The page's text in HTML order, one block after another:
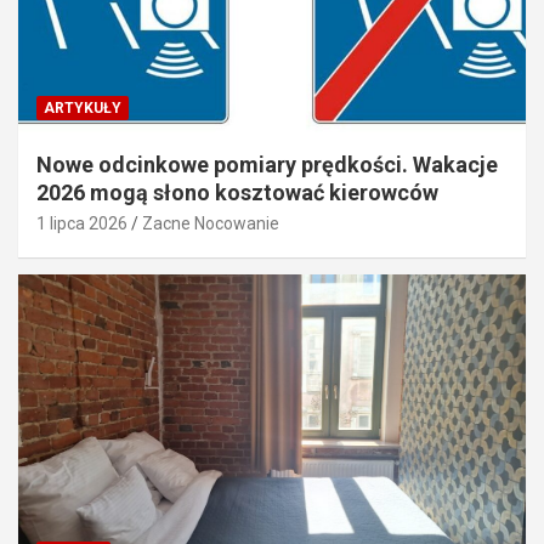
ARTYKUŁY
Nowe odcinkowe pomiary prędkości. Wakacje
2026 mogą słono kosztować kierowców
1 lipca 2026 Zacne Nocowanie